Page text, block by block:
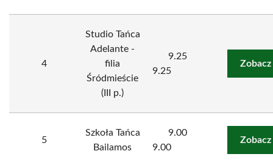
4
Studio Tańca
Adelante -
filia
Śródmieście
(III p.)
9.25
9.25
5
Szkoła Tańca
Bailamos
9.00
9.00